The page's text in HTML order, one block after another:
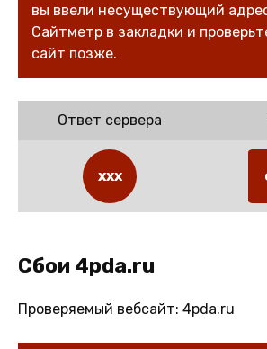
вы ввели несуществующий
Сайтметр в закладки и
сайт позже.
Ответ сервера
xxx
Сбои 4pda.ru
Проверяемый вебсайт: 4pda.ru